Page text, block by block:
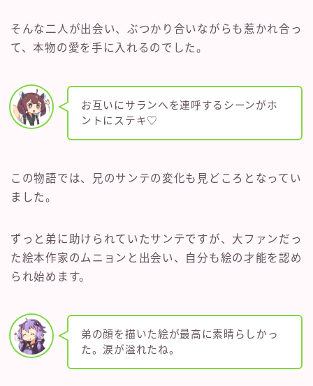
そんな二人が出会い、ぶつかり合いながらも惹かれ合っ
て、本物の愛を手に入れるのでした。
お互いにサランへを連呼するシーンがホ
ントにステキ♡
この物語では、兄のサンテの変化も見どころとなってい
ました。
ずっと弟に助けられていたサンテですが、大ファンだっ
た絵本作家のムニョンと出会い、自分も絵の才能を認め
られ始めます。
弟の顔を描いた絵が最高に素晴らしかっ
た。涙が溢れたね。